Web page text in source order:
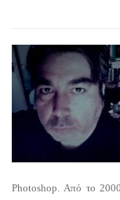
Photoshop. Από το 2000